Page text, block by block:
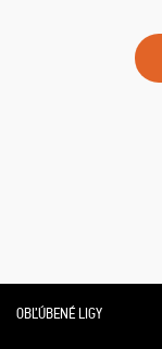
OBĽÚBENÉ LIGY